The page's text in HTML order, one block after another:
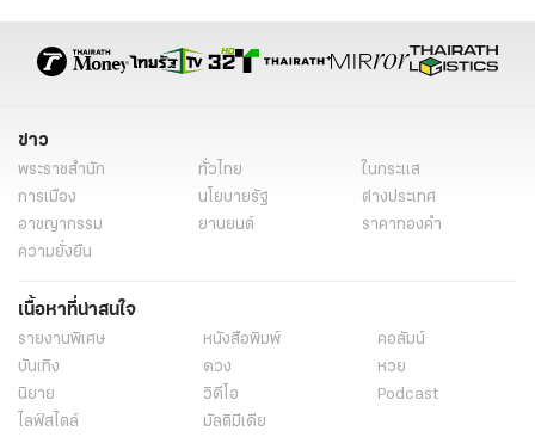
ข่าว
พระราชสำนัก ทั่วไทย
ในกระแส
การเมือง
นโยบายรัฐ
ต่างประเทศ
อาชญากรรม
ยานยนต์
ราคาทองคำ
ความยั่งยืน
เนื้อหาที่น่าสนใจ
รายงานพิเศษ หนังสือพิมพ์
คอลัมน์
บันเทิง
ดวง
หวย
นิยาย
วิดีโอ
Podcast
ไลฟ์สไตล์
มัลติมีเดีย